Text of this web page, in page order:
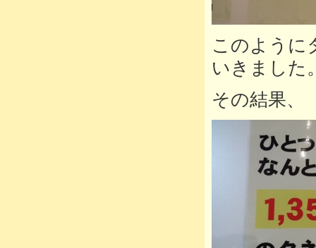
このように
いきました
その結果、